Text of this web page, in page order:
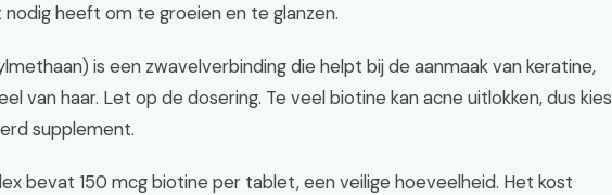
heeft om te groeien en te glanzen.
is een zwavelverbinding die helpt bij de aanmaak van keratine,
van haar. Let op de dosering. Te veel biotine kan acne uitlokken, dus kies
supplement.
bevat 150 mcg biotine per tablet, een veilige hoeveelheid. Het kost